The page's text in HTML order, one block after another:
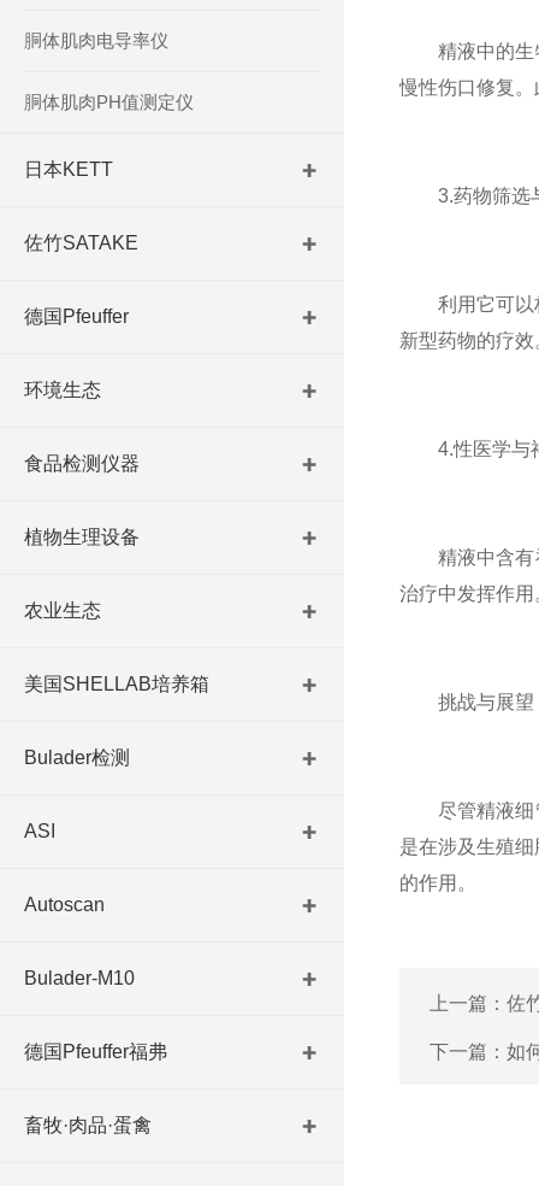
胴体肌肉电导率仪
胴体肌肉PH值测定仪
日本KETT
佐竹SATAKE
德国Pfeuffer
环境生态
食品检测仪器
植物生理设备
农业生态
美国SHELLAB培养箱
Bulader检测
ASI
Autoscan
Bulader-M10
德国Pfeuffer福弗
畜牧·肉品·蛋禽
精液中的生物
慢性伤口修复
3.药物筛选
利用它可以构
新型药物的疗
4.性医学与
精液中含有神
治疗中发挥作用
挑战与展望
尽管精液细管
是在涉及生殖
的作用。
上一篇： 佐
下一篇： 如